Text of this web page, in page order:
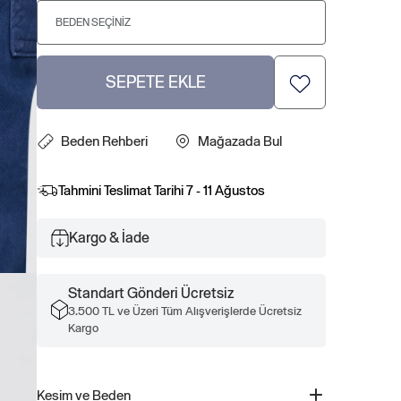
BEDEN SEÇINIZ
SEPETE EKLE
Beden Rehberi Mağazada Bul
Tahmini Teslimat Tarihi7 - 11 Ağustos
Kargo & İade
Standart Gönderi Ücretsiz
3.500 TL ve Üzeri Tüm Alışverişlerde Ücretsiz
Kargo
Kesim ve Beden